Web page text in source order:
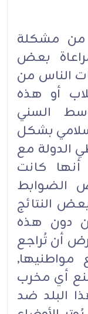
من مشكلة
بعض
الناس من
أو هذه
السني
بشكل
الدولة مع
كانت
الضوابط
النتائج
دون هذه
أن تُراجع
مواطنيها,
أي مخرب
البلد ضد